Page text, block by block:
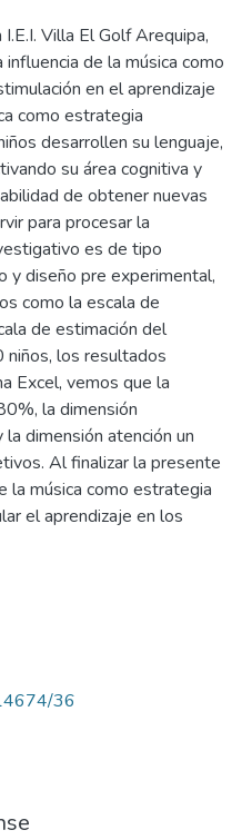
Villa El Golf Arequipa,
de la música como
en el aprendizaje
como estrategia
desarrollen su lenguaje,
su área cognitiva y
de obtener nuevas
para procesar la
es de tipo
y diseño pre experimental,
como la escala de
de estimación del
niños, los resultados
Excel, vemos que la
la dimensión
dimensión atención un
Al finalizar la presente
la música como estrategia
el aprendizaje en los
36